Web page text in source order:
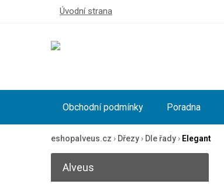
Úvodní strana
Obchodní podmínky Poradna
eshopalveus.cz › Dřezy› Dle řady› Elegant
Alveus